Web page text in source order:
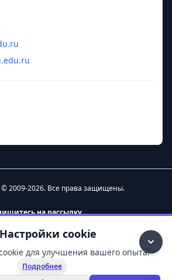
© 2009-2026. Все права защищены.
на рассылку.
Удаление данных
Политика конфиденциальности
Условия использования
Настройки cookie
для улучшения вашего опыта.
Подробнее